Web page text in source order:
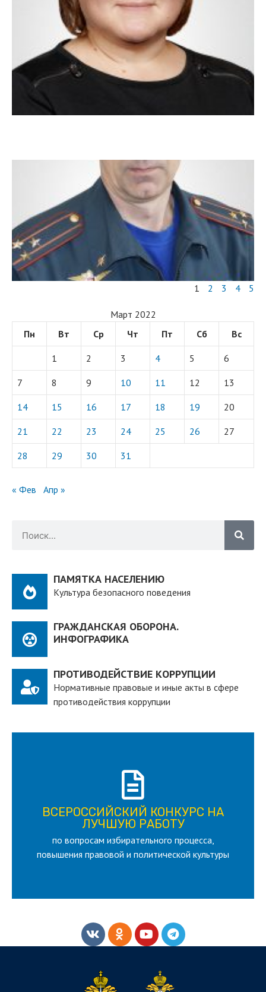
1 2 3 4 5
Март 2022
Пн
Вт Ср Чт Пт Сб Вс
1 2 3 4 5 6
7 8 9 10 11 12 13
14 15 16 17 18 19 20
21 22 23 24 25 26 27
28 29 30 31
« Фев Апр »
ПАМЯТКА НАСЕЛЕНИЮ
Культура безопасного поведения
ГРАЖДАНСКАЯ ОБОРОНА.
ИНФОГРАФИКА
ПРОТИВОДЕЙСТВИЕ КОРРУПЦИИ
Нормативные правовые и иные акты в сфере
противодействия коррупции
ВСЕРОССИЙСКИЙ КОНКУРС НА
ЛУЧШУЮ РАБОТУ
по вопросам избирательного процесса,
повышения правовой и политической культуры
ВСЕРОССИЙСКИЙ КОНКУРС НА
ЛУЧШУЮ РАБОТУ
для лица старше 18 и моложе 35 лет
ПОДРОБНЕЕ